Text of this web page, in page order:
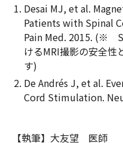
Desai MJ, et al.
Patients with Spinal
Pain Med. 2015. (※
けるMRI撮影の安全性
す)
De Andrés J, et al.
Cord Stimulation.
【執筆】大友望 医師